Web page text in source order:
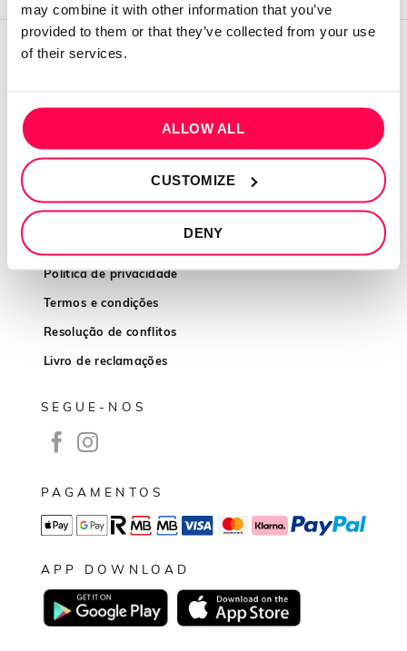
may combine it with other information that you’ve
provided to them or that they’ve collected from your use
of their services.
ALLOW ALL
CUSTOMIZE
DENY
Sobre mim
Conta cliente
Política de privacidade
Termos e condições
Resolução de conflitos
Livro de reclamações
SEGUE-NOS
PAGAMENTOS
APP DOWNLOAD